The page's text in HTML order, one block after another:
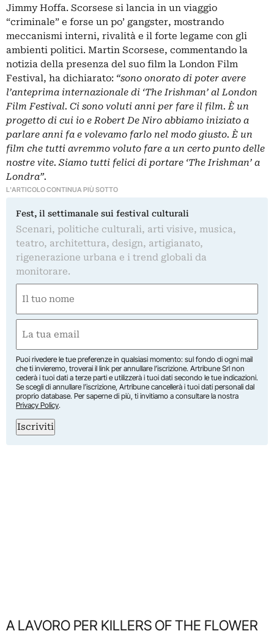
Jimmy Hoffa. Scorsese si lancia in un viaggio
“criminale” e forse un po’ gangster, mostrando
meccanismi interni, rivalità e il forte legame con gli
ambienti politici. Martin Scorsese, commentando la
notizia della presenza del suo film la London Film
Festival, ha dichiarato: “sono onorato di poter avere
l’anteprima internazionale di ‘The Irishman’ al London
Film Festival. Ci sono voluti anni per fare il film. È un
progetto di cui io e Robert De Niro abbiamo iniziato a
parlare anni fa e volevamo farlo nel modo giusto. È un
film che tutti avremmo voluto fare a un certo punto delle
nostre vite. Siamo tutti felici di portare ‘The Irishman’ a
Londra”.
L'ARTICOLO CONTINUA PIÙ SOTTO
Fest, il settimanale sui festival culturali
Scenari, politiche culturali, arti visive, musica,
teatro, architettura, design, artigianato,
rigenerazione urbana e i trend globali da
monitorare.
(Obbligatorio)
Nome
(Obbligatorio)
Puoi rivedere le tue preferenze in qualsiasi momento: sul fondo di ogni mail
che ti invieremo, troverai il link per annullare l’iscrizione. Artribune Srl non
cederà i tuoi dati a terze parti e utilizzerà i tuoi dati secondo le tue indicazioni.
Se scegli di annullare l’iscrizione, Artribune cancellerà i tuoi dati personali dal
proprio database. Per saperne di più, ti invitiamo a consultare la nostra
Privacy Policy.
Iscriviti
A LAVORO PER KILLERS OF THE FLOWER